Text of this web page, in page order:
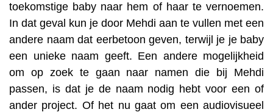
toekomstige baby naar hem of haar te vernoemen.
In dat geval kun je door Mehdi aan te vullen met een
andere naam dat eerbetoon geven, terwijl je je baby
een unieke naam geeft. Een andere mogelijkheid
om op zoek te gaan naar namen die bij Mehdi
passen, is dat je de naam nodig hebt voor een of
ander project. Of het nu gaat om een audiovisueel